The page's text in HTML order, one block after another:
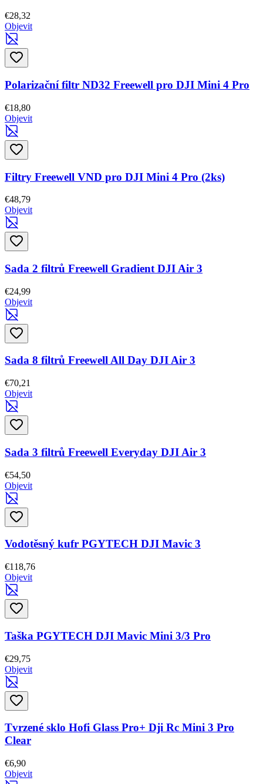
€28,32
Objevit
Polarizační filtr ND32 Freewell pro DJI Mini 4 Pro
€18,80
Objevit
Filtry Freewell VND pro DJI Mini 4 Pro (2ks)
€48,79
Objevit
Sada 2 filtrů Freewell Gradient DJI Air 3
€24,99
Objevit
Sada 8 filtrů Freewell All Day DJI Air 3
€70,21
Objevit
Sada 3 filtrů Freewell Everyday DJI Air 3
€54,50
Objevit
Vodotěsný kufr PGYTECH DJI Mavic 3
€118,76
Objevit
Taška PGYTECH DJI Mavic Mini 3/3 Pro
€29,75
Objevit
Tvrzené sklo Hofi Glass Pro+ Dji Rc Mini 3 Pro
Clear
€6,90
Objevit